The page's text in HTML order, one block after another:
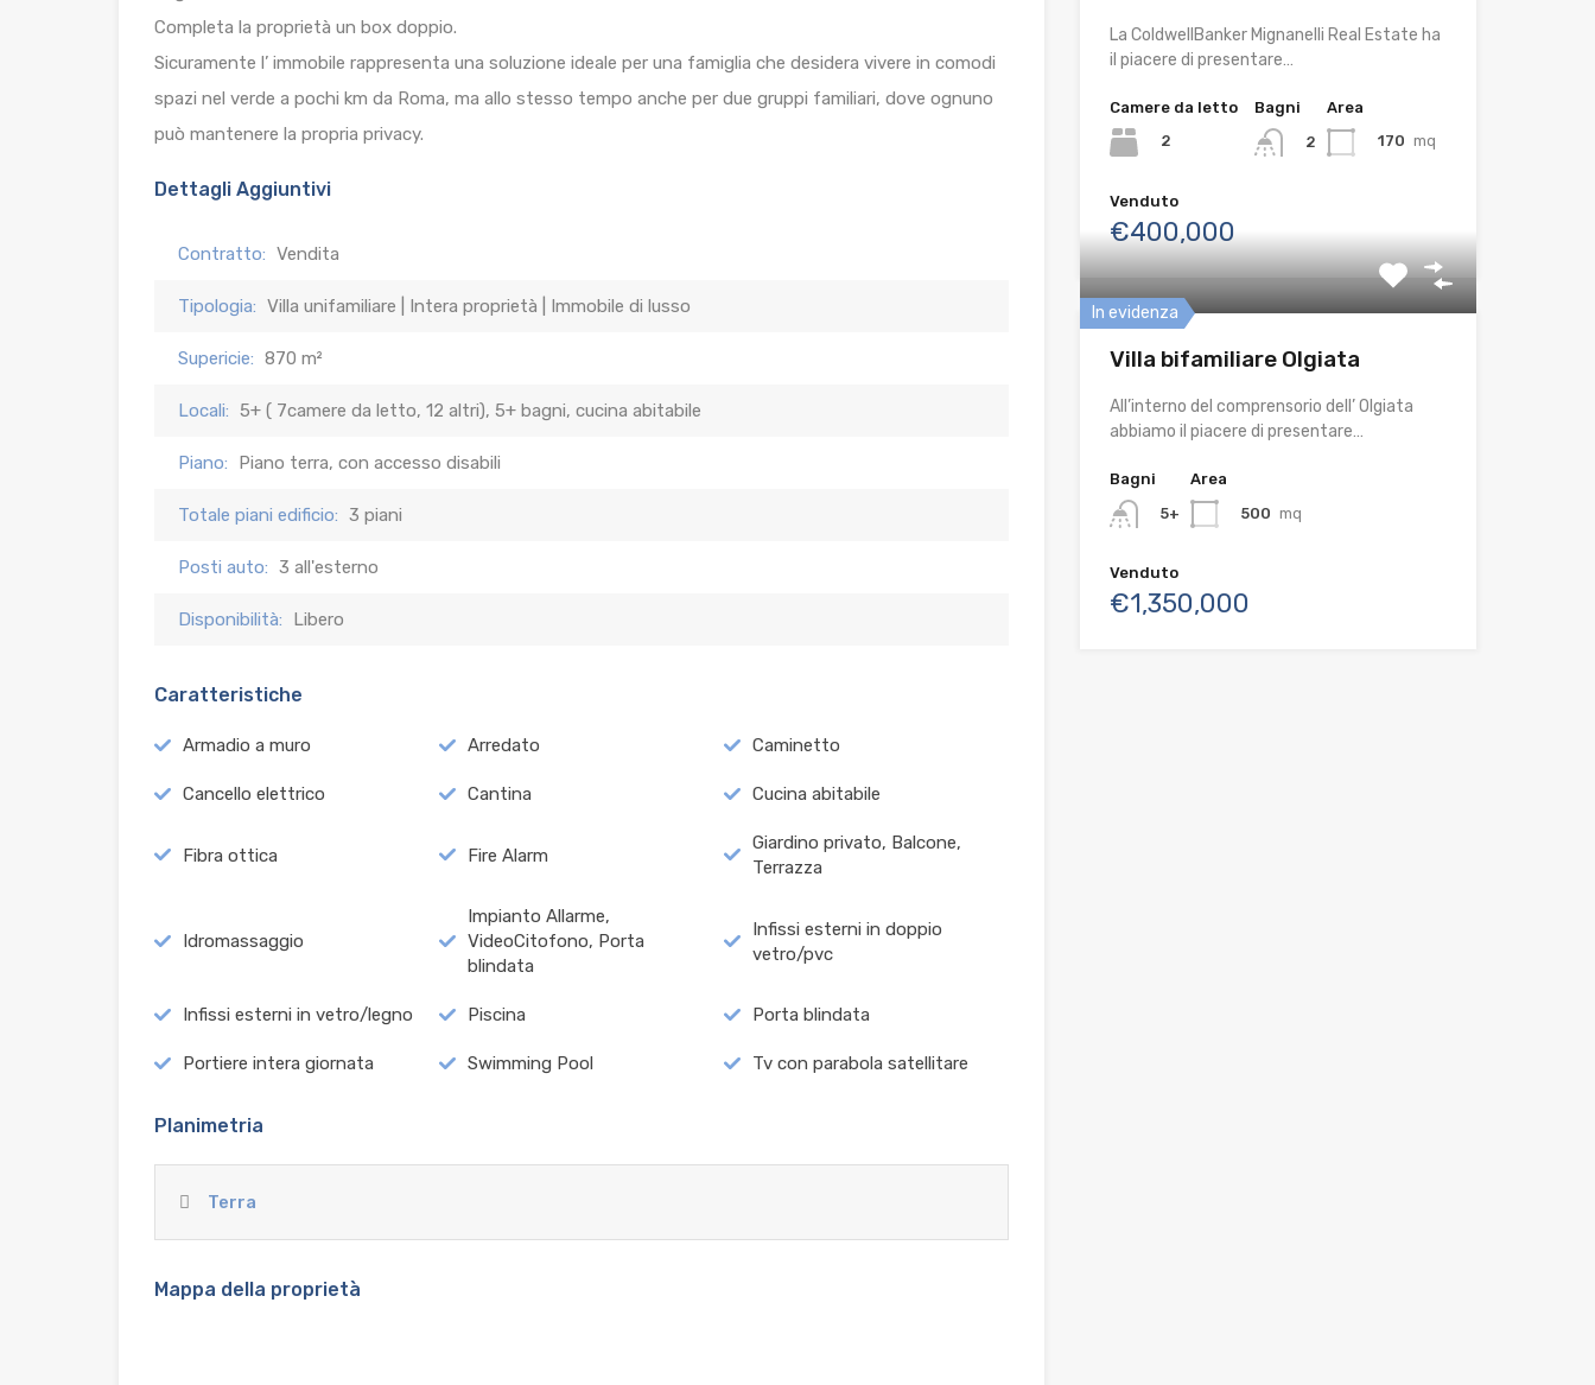
Completa la proprietà un box doppio.
Sicuramente l’ immobile rappresenta una soluzione ideale per una famiglia che desidera vivere in comodi
spazi nel verde a pochi km da Roma, ma allo stesso tempo anche per due gruppi familiari, dove ognuno
può mantenere la propria privacy.
Dettagli Aggiuntivi
Contratto: Vendita
Tipologia: Villa unifamiliare | Intera proprietà | Immobile di lusso
Supericie: 870 m²
Locali: 5+ ( 7camere da letto, 12 altri), 5+ bagni, cucina abitabile
Piano: Piano terra, con accesso disabili
Totale piani edificio: 3 piani
Posti auto: 3 all'esterno
Disponibilità: Libero
Caratteristiche
Armadio a muro Arredato Caminetto
Cancello elettrico Cantina Cucina abitabile
Fibra ottica Fire Alarm
Giardino privato, Balcone,
Terrazza
Idromassaggio
Impianto Allarme,
VideoCitofono, Porta
blindata
Infissi esterni in doppio
vetro/pvc
Infissi esterni in vetro/legno Piscina Porta blindata
Portiere intera giornata Swimming Pool Tv con parabola satellitare
Planimetria
Terra
Mappa della proprietà
La ColdwellBanker Mignanelli Real Estate ha
il piacere di presentare…
Camere da letto
2
Bagni
2
Area
170 mq
Venduto
€400,000
In evidenza
Villa bifamiliare Olgiata
All’interno del comprensorio dell’ Olgiata
abbiamo il piacere di presentare…
Bagni
5+
Area
500 mq
Venduto
€1,350,000